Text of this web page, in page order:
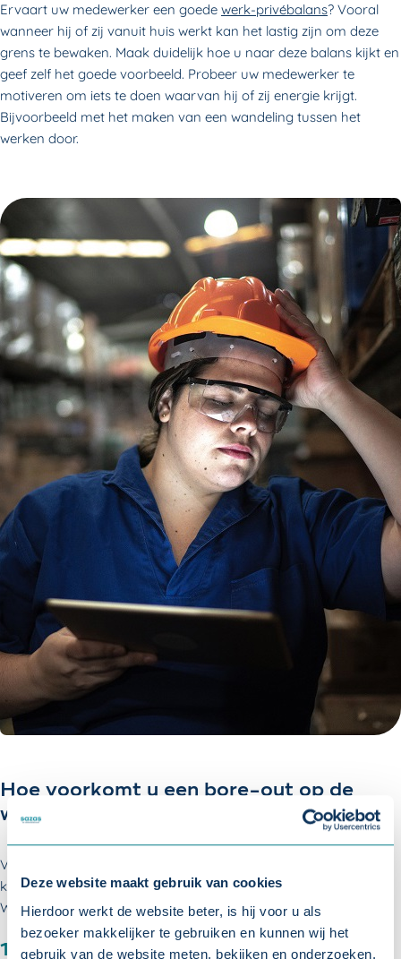
Deze website maakt gebruik van cookies
Hierdoor werkt de website beter, is hij voor u als
bezoeker makkelijker te gebruiken en kunnen wij het
gebruik van de website meten, bekijken en onderzoeken.
Ervaart uw medewerker een goede werk-privébalans? Vooral
wanneer hij of zij vanuit huis werkt kan het lastig zijn om deze
grens te bewaken. Maak duidelijk hoe u naar deze balans kijkt en
geef zelf het goede voorbeeld. Probeer uw medewerker te
motiveren om iets te doen waarvan hij of zij energie krijgt.
Bijvoorbeeld met het maken van een wandeling tussen het
werken door.
Hoe voorkomt u een bore-out op de
werkvloer?
Voorkomen is natuurlijk altijd beter dan genezen. Als werkgever
kunt u uw medewerkers helpen om een bore-out te voorkomen.
Wij bespreken zes manieren:
1. Investeren in talent